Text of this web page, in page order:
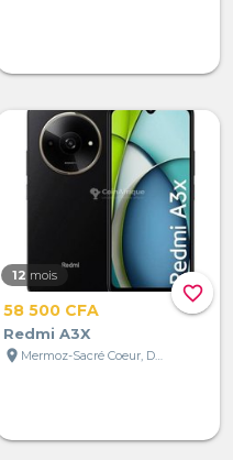
favorite_border
12 mois
58 500 CFA
Redmi A3X
location_on
Mermoz-Sacré Coeur, Dakar, Sénégal